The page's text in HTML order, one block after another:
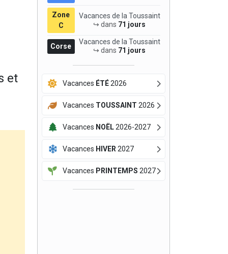
et
Zone
C
Vacances de la Toussaint
↪ dans 71 jours
Corse
Vacances de la Toussaint
↪ dans 71 jours
Vacances ÉTÉ2026
Vacances TOUSSAINT 2026
Vacances NOËL2026-2027
Vacances HIVER 2027
Vacances PRINTEMPS 2027